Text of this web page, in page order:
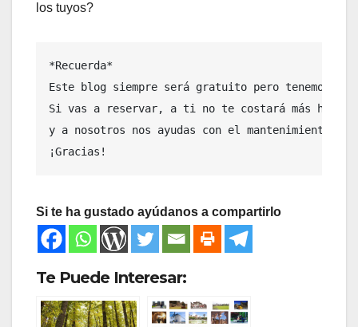
los tuyos?
*Recuerda*
Este blog siempre será gratuito pero tenemos
Si vas a reservar, a ti no te costará más
y a nosotros nos ayudas con el mantenimiento
¡Gracias!
Si te ha gustado ayúdanos a compartirlo
Te Puede Interesar: